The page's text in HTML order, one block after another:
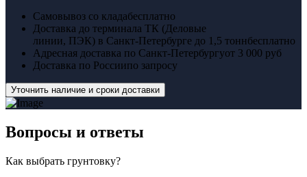
Самовывоз со кладабесплатно
Доставка до терминала ТК (Деловые
линии, ПЭК) в Санкт-Петербурге до 1,5 тоннбесплатно
Адресная доставка по Санкт-Петербургуот 3 000 руб
Доставка по Россиипо запросу
Уточнить наличие и сроки доставки
Вопросы и ответы
Как выбрать грунтовку?